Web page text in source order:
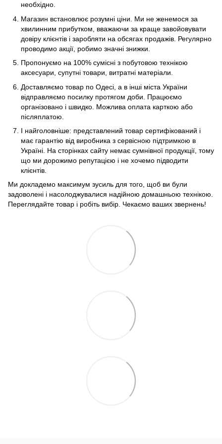
необхідно.
Магазин встановлює розумні ціни. Ми не женемося за
хвилинним прибутком, вважаючи за краще завойовувати
довіру клієнтів і заробляти на обсягах продажів. Регулярно
проводимо акції, робимо значні знижки.
Пропонуємо на 100% сумісні з побутовою технікою
аксесуари, супутні товари, витратні матеріали.
Доставляємо товар по Одесі, а в інші міста України
відправляємо посилку протягом доби. Працюємо
організовано і швидко. Можлива оплата карткою або
післяплатою.
І найголовніше: представлений товар сертифікований і
має гарантію від виробника з сервісною підтримкою в
Україні. На сторінках сайту немає сумнівної продукції, тому
що ми дорожимо репутацією і не хочемо підводити
клієнтів.
Ми докладемо максимум зусиль для того, щоб ви були
задоволені і насолоджувалися надійною домашньою технікою.
Переглядайте товар і робіть вибір. Чекаємо ваших звернень!